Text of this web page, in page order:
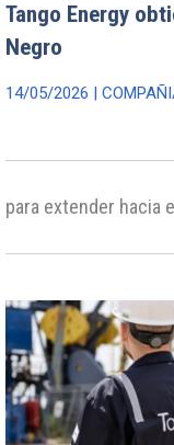
Tango Energy
Negro
14/05/2026 |
para extender hacia